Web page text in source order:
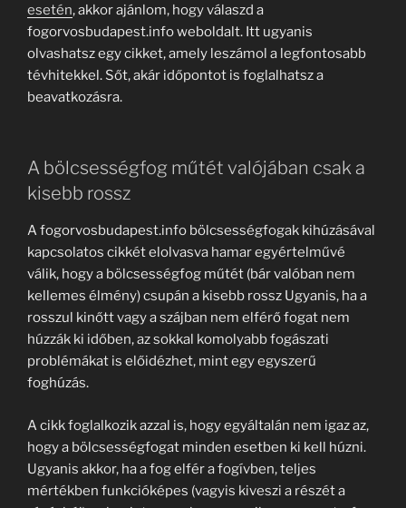
esetén, akkor ajánlom, hogy válaszd a
fogorvosbudapest.info weboldalt. Itt ugyanis
olvashatsz egy cikket, amely leszámol a legfontosabb
tévhitekkel. Sőt, akár időpontot is foglalhatsz a
beavatkozásra.
A bölcsességfog műtét valójában csak a
kisebb rossz
A fogorvosbudapest.info bölcsességfogak kihúzásával
kapcsolatos cikkét elolvasva hamar egyértelművé
válik, hogy a bölcsességfog műtét (bár valóban nem
kellemes élmény) csupán a kisebb rossz Ugyanis, ha a
rosszul kinőtt vagy a szájban nem elférő fogat nem
húzzák ki időben, az sokkal komolyabb fogászati
problémákat is előidézhet, mint egy egyszerű
foghúzás.
A cikk foglalkozik azzal is, hogy egyáltalán nem igaz az,
hogy a bölcsességfogat minden esetben ki kell húzni.
Ugyanis akkor, ha a fog elfér a fogívben, teljes
mértékben funkcióképes (vagyis kiveszi a részét a